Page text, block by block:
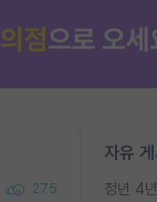
275
자유
정년 4